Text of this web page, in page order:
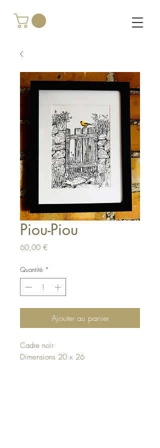
Piou-Piou
60,00 €Prix
Quantité *
Ajouter au panier
Cadre noir
Dimensions 20 x 26